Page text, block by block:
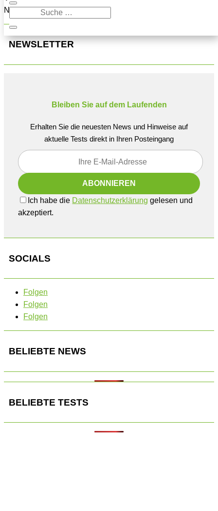
Navigation oben, um den Beitrag zu finden.
NEWSLETTER
Bleiben Sie auf dem Laufenden
Erhalten Sie die neuesten News und Hinweise auf
aktuelle Tests direkt in Ihren Posteingang
Ich habe die Datenschutzerklärung gelesen und
akzeptiert.
SOCIALS
Folgen
Folgen
Folgen
BELIEBTE NEWS
BELIEBTE TESTS